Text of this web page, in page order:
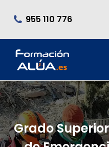
955 110 776
Grado